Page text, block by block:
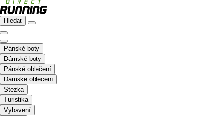
Hledat
Pánské boty
Dámské boty
Pánské oblečení
Dámské oblečení
Stezka
Turistika
Vybavení